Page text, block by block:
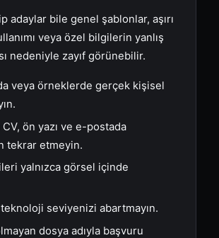
adaylar bile genel şablonlar, aşırı
veya özel bilgilerin yanlış
nedeniyle zayıf görünebilir.
veya örneklerde gerçek kişisel
CV, ön yazı ve e-postada
tekrar etmeyin.
yalnızca görsel içinde
seviyenizi abartmayın.
dosya adıyla başvuru